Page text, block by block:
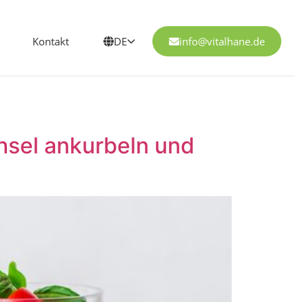
Kontakt DE info@vitalhane.de
ankurbeln und